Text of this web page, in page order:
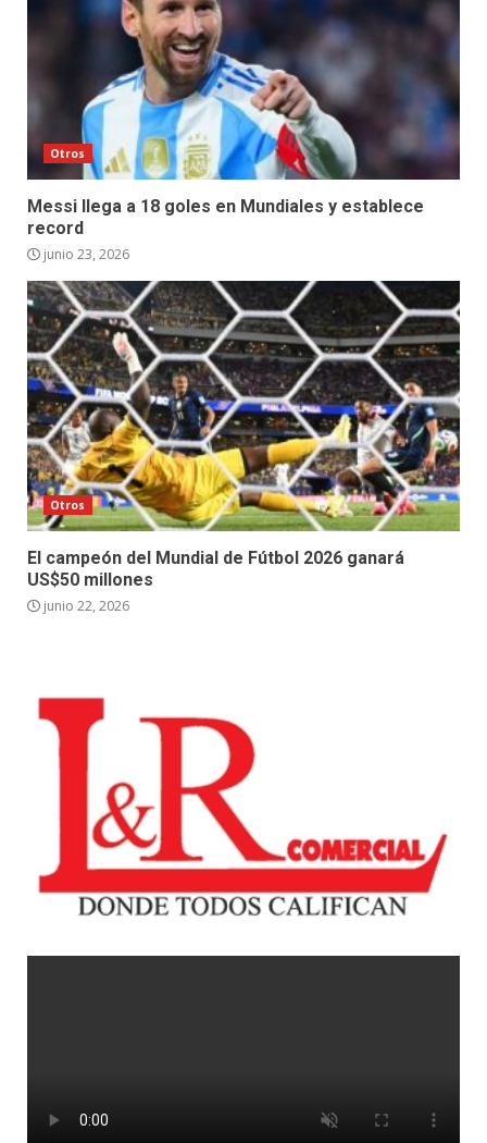
Otros
Messi llega a 18 goles en Mundiales y establece
record
junio 23, 2026
Otros
El campeón del Mundial de Fútbol 2026 ganará
US$50 millones
junio 22, 2026